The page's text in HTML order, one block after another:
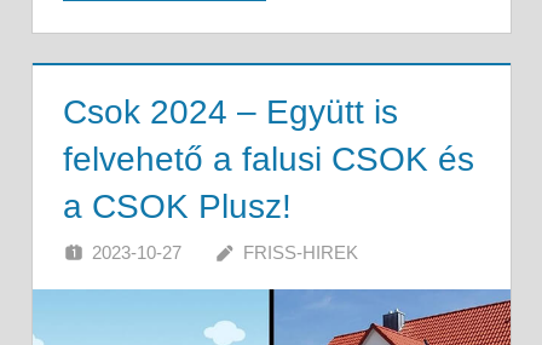
Csok 2024 – Együtt is
felvehető a falusi CSOK és
a CSOK Plusz!
2023-10-27 FRISS-HIREK